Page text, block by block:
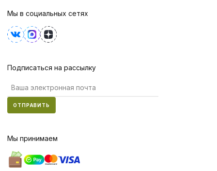
Мы в социальных сетях
Подписаться на рассылку
ОТПРАВИТЬ
Мы принимаем